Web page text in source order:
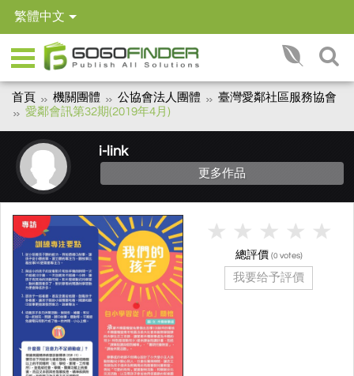
繁體中文
首頁 機關團體 公協會法人團體
臺灣愛鄰社區服務協會
愛鄰會訊第32期(2019年4月)
i-link
更多作品
總評價 (0 votes)
我要给予評價